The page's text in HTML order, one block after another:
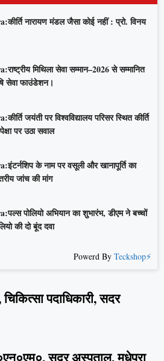
नारायण मंडल जैसा कोई नहीं : प्रो. विनय
मिथिला सेवा सम्मान–2026 से सम्मानित
सेवा फाउंडेशन।
जयंती पर विश्वविद्यालय परिसर स्थित कीर्ति
पर उठा सवाल
के नाम पर वसूली और खानापूर्ति का
जांच की मांग
पोलियो अभियान का शुभारंभ, डीएम ने बच्चों
की दो बूंद दवा
Powerd By Teckshop⚡
पदाधिकारी, सदर
सदर अस्पताल, मधेपुरा